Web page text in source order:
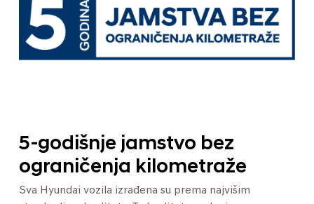
5-godišnje jamstvo bez
ograničenja kilometraže
Sva Hyundai vozila izrađena su prema najvišim